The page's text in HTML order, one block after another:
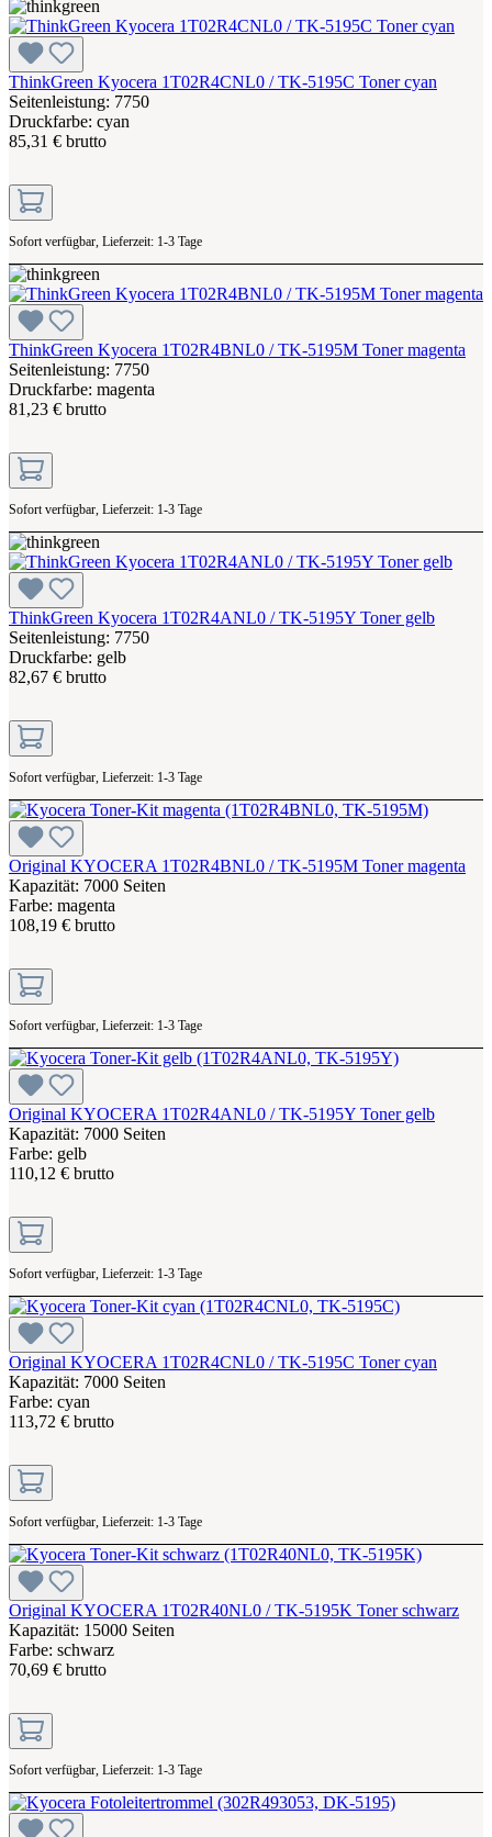
ThinkGreen Kyocera 1T02R4CNL0 / TK-5195C Toner cyan
Seitenleistung: 7750
Druckfarbe: cyan
85,31 € brutto
Sofort verfügbar, Lieferzeit: 1-3 Tage
ThinkGreen Kyocera 1T02R4BNL0 / TK-5195M Toner magenta
Seitenleistung: 7750
Druckfarbe: magenta
81,23 € brutto
Sofort verfügbar, Lieferzeit: 1-3 Tage
ThinkGreen Kyocera 1T02R4ANL0 / TK-5195Y Toner gelb
Seitenleistung: 7750
Druckfarbe: gelb
82,67 € brutto
Sofort verfügbar, Lieferzeit: 1-3 Tage
Original KYOCERA 1T02R4BNL0 / TK-5195M Toner magenta
Kapazität: 7000 Seiten
Farbe: magenta
108,19 € brutto
Sofort verfügbar, Lieferzeit: 1-3 Tage
Original KYOCERA 1T02R4ANL0 / TK-5195Y Toner gelb
Kapazität: 7000 Seiten
Farbe: gelb
110,12 € brutto
Sofort verfügbar, Lieferzeit: 1-3 Tage
Original KYOCERA 1T02R4CNL0 / TK-5195C Toner cyan
Kapazität: 7000 Seiten
Farbe: cyan
113,72 € brutto
Sofort verfügbar, Lieferzeit: 1-3 Tage
Original KYOCERA 1T02R40NL0 / TK-5195K Toner schwarz
Kapazität: 15000 Seiten
Farbe: schwarz
70,69 € brutto
Sofort verfügbar, Lieferzeit: 1-3 Tage